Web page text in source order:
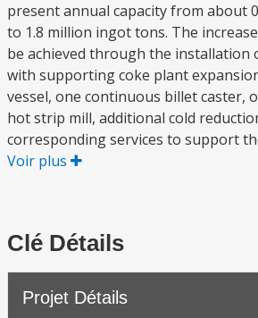
present annual capacity from about
to 1.8 million ingot tons. The
be achieved through the installation
with supporting coke plant
vessel, one continuous billet caster,
hot strip mill, additional cold
corresponding services to support
Voir plus
Clé Détails
Projet Détails